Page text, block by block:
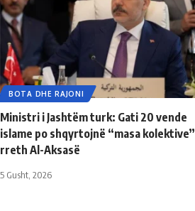
BOTA DHE RAJONI
Ministri i Jashtëm turk: ​​Gati 20 vende
islame po shqyrtojnë “masa kolektive”
rreth Al-Aksasë
5 Gusht, 2026